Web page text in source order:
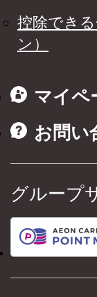
控除でき
ン）
マイペ
お問い
グループ